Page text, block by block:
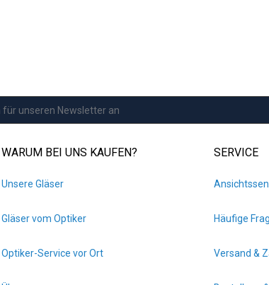
WARUM BEI UNS KAUFEN?
Unsere Gläser
Gläser vom Optiker
Optiker-Service vor Ort
SERVICE
Häufige
Versand &